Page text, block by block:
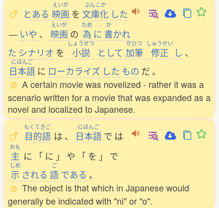
とある
えいが
映画 を
ぶんこか
文庫化 した
— いや 、
えいが
映画 の
ため
為 に
か
書かれ
た シナリオ を
しょうせつ
小説 として
かひつ
加筆
しゅうせい
修正 し 、
にほんご
日本語 に ローカライズ した もの だ。
A certain movie was novelized - rather it was a
scenario written for a movie that was expanded as a
novel and localized to Japanese.
もくてきご
目的語 は 、
にほんご
日本語で は
おも
主 に 「 に 」 や 「 を 」 で
しめ
示 される
ご
語である 。
The object is that which in Japanese would
generally be indicated with "ni" or "o".